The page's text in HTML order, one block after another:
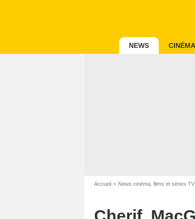
NEWS CINÉMA
Accueil News cinéma, films et séries TV